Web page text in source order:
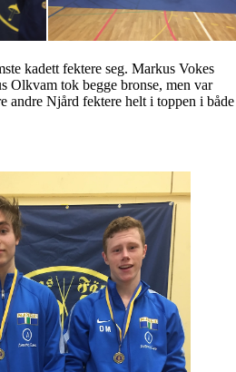
kadett fektere seg. Markus Vokes
Olkvam tok begge bronse, men var
andre Njård fektere helt i toppen i både